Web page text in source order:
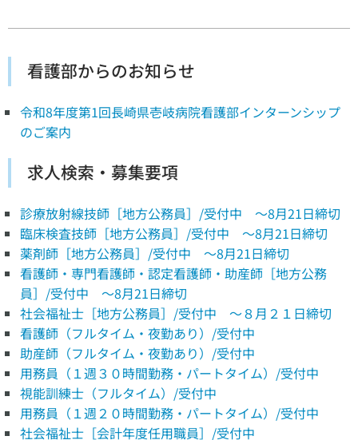
看護部からのお知らせ
令和8年度第1回長崎県壱岐病院看護部インターンシップ
のご案内
求人検索・募集要項
診療放射線技師［地方公務員］/受付中 ～8月21日締切
臨床検査技師［地方公務員］/受付中 ～8月21日締切
薬剤師［地方公務員］/受付中 ～8月21日締切
看護師・専門看護師・認定看護師・助産師［地方公務
員］/受付中 ～8月21日締切
社会福祉士［地方公務員］/受付中 ～８月２１日締切
看護師（フルタイム・夜勤あり）/受付中
助産師（フルタイム・夜勤あり）/受付中
用務員（１週３０時間勤務・パートタイム）/受付中
視能訓練士（フルタイム）/受付中
用務員（１週２０時間勤務・パートタイム）/受付中
社会福祉士［会計年度任用職員］/受付中